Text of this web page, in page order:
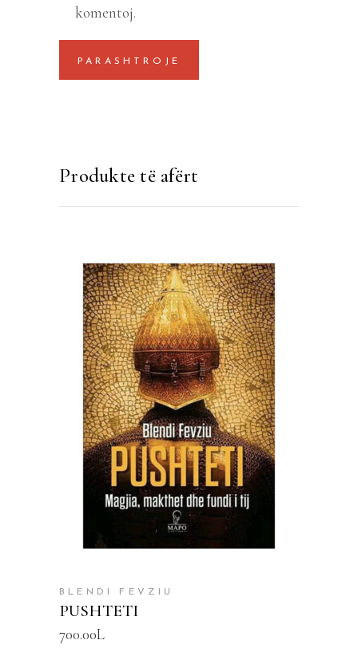
komentoj.
Produkte të afërt
SHTOJE NË SHPORTË
BLENDI FEVZIU
PUSHTETI
700.00L